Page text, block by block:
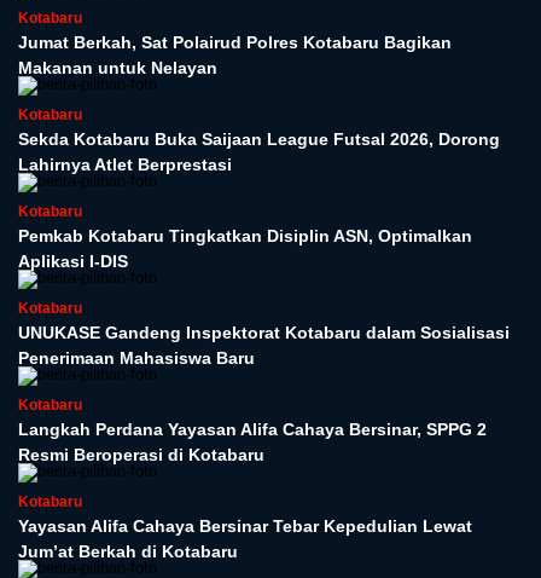
Kotabaru
Jumat Berkah, Sat Polairud Polres Kotabaru Bagikan
Makanan untuk Nelayan
Kotabaru
Sekda Kotabaru Buka Saijaan League Futsal 2026, Dorong
Lahirnya Atlet Berprestasi
Kotabaru
Pemkab Kotabaru Tingkatkan Disiplin ASN, Optimalkan
Aplikasi I-DIS
Kotabaru
UNUKASE Gandeng Inspektorat Kotabaru dalam Sosialisasi
Penerimaan Mahasiswa Baru
Kotabaru
Langkah Perdana Yayasan Alifa Cahaya Bersinar, SPPG 2
Resmi Beroperasi di Kotabaru
Kotabaru
Yayasan Alifa Cahaya Bersinar Tebar Kepedulian Lewat
Jum’at Berkah di Kotabaru